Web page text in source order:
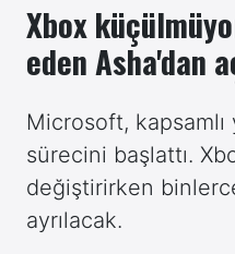
Xbox
eden Asha'dan
Microsoft, kapsamlı
sürecini başlattı.
değiştirirken
ayrılacak.